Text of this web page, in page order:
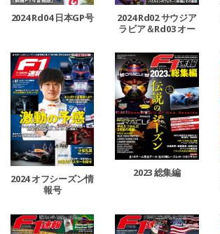
2024 Rd04 日本GP号
2024 Rd02 サウジア
ラビア＆Rd03 オー
2024 オフシーズン情
報号
2023 総集編